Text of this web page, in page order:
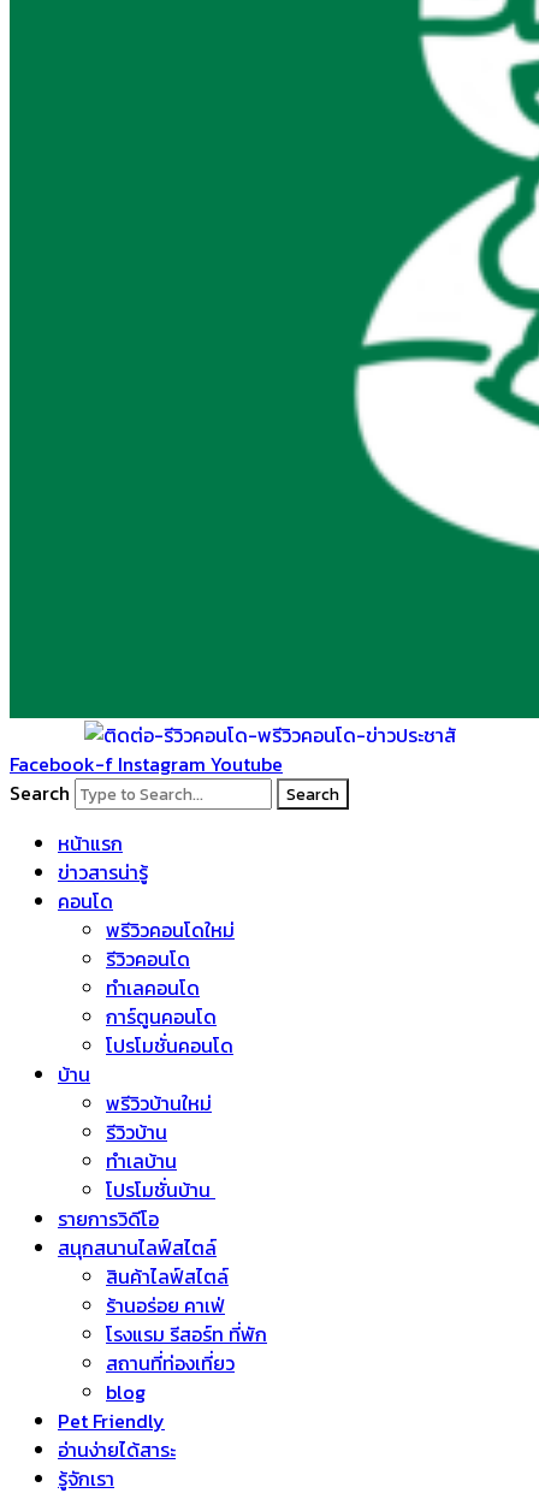
Facebook-f Instagram Youtube
Search
Search
หน้าแรก
ข่าวสารน่ารู้
คอนโด
พรีวิวคอนโดใหม่
รีวิวคอนโด
ทำเลคอนโด
การ์ตูนคอนโด
โปรโมชั่นคอนโด
บ้าน
พรีวิวบ้านใหม่
รีวิวบ้าน
ทำเลบ้าน
โปรโมชั่นบ้าน
รายการวิดีโอ
สนุกสนานไลฟ์สไตล์
สินค้าไลฟ์สไตล์
ร้านอร่อย คาเฟ่
โรงแรม รีสอร์ท ที่พัก
สถานที่ท่องเที่ยว
blog
Pet Friendly
อ่านง่ายได้สาระ
รู้จักเรา